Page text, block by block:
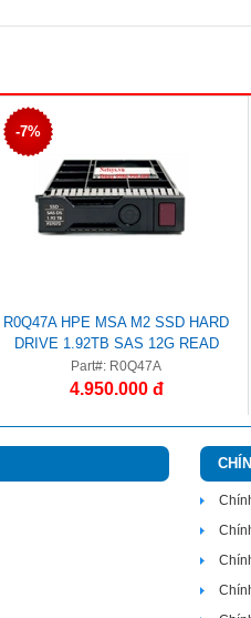
-7%
R0Q47A HPE MSA M2 SSD HARD
DRIVE 1.92TB SAS 12G READ
INTENSIVE SFF 2.5IN
Part#: R0Q47A
4.950.000 đ